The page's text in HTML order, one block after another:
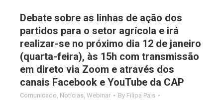
Debate sobre as linhas de ação dos
partidos para o setor agrícola e irá
realizar-se no próximo dia 12 de janeiro
(quarta-feira), às 15h com transmissão
em direto via Zoom e através dos
canais Facebook e YouTube da CAP
Comunicado, Notícias, Webinar By Filipa Pais